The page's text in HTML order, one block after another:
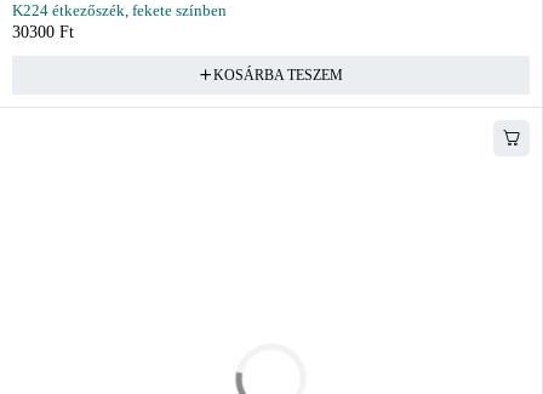
K224 étkezőszék, fekete színben
30300 Ft
KOSÁRBA TESZEM